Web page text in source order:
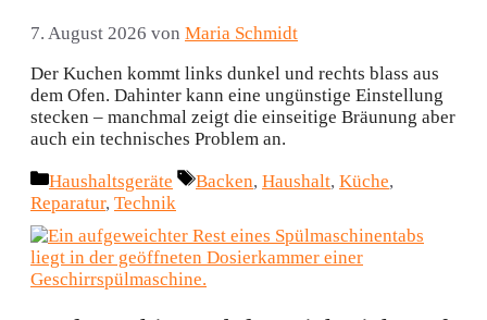
7. August 2026 von Maria Schmidt
Der Kuchen kommt links dunkel und rechts blass aus
dem Ofen. Dahinter kann eine ungünstige Einstellung
stecken – manchmal zeigt die einseitige Bräunung aber
auch ein technisches Problem an.
Kategorien
Haushaltsgeräte Schlagwörter
Backen, Haushalt, Küche,
Reparatur, Technik